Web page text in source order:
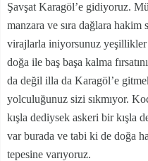
Şavşat Karagöl’e gidiyoruz.
manzara ve sıra dağlara hakim
virajlarla iniyorsunuz
doğa ile baş başa kalma
da değil illa da Karagöl’e
yolculuğunuz sizi sıkmıyor.
kışla dediysek askeri bir kışla
var burada ve tabi ki de doğa
tepesine varıyoruz.